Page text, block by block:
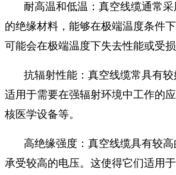
耐高温和低温：真空线缆通常
的绝缘材料，能够在极端温度条件
可能会在极端温度下失去性能或受损
抗辐射性能：真空线缆常具有较
适用于需要在强辐射环境中工作的应
核医学设备等。
高绝缘强度：真空线缆具有较
承受较高的电压。这使得它们适用